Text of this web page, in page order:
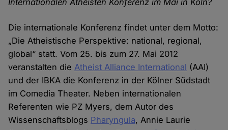
Internationalen Atheisten Konferenz im Mai in Köln?
Die internationale Konferenz findet unter dem Motto:
„Die Atheistische Perspektive: national, regional,
global“ statt. Vom 25. bis zum 27. Mai 2012
veranstalten dieAtheist Alliance International (AAI)
und der IBKA die Konferenz in der Kölner Südstadt
im Comedia Theater. Neben internationalen
Referenten wie PZ Myers, dem Autor des
Wissenschaftsblogs Pharyngula, Annie Laurie